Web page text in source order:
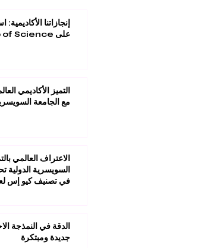
على Web of Science
التميز الأكاديمي
مع الجامعة
الاعتراف العالمي
في تصنيف كيو إس لعام
الدقة في النمذجة
جديدة ومبتكرة